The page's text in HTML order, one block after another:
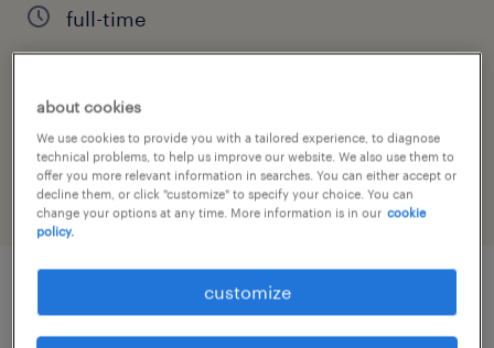
full-time
job category
sales
job details
about cookies
We use cookies to provide you with a tailored experience, to diagnose
technical problems, to help us improve our website. We also use them to
offer you more relevant information in searches. You can either accept or
decline them, or click "customize" to specify your choice. You can
change your options at any time. More information is in our cookie
policy.
customize